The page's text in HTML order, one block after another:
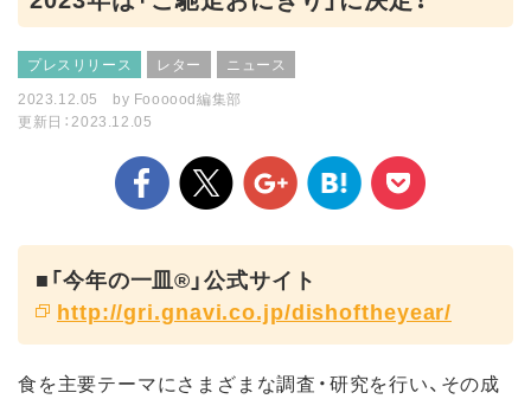
プレスリリース レター
ニュース
2023.12.05
by Foooood編集部
更新日：2023.12.05
■「今年の一皿®」公式サイト
http://gri.gnavi.co.jp/dishoftheyear/
⾷を主要テーマにさまざまな調査・研究を⾏い、その成